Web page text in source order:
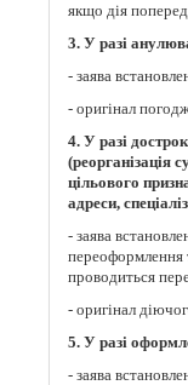
якщо дія
3. У разі
- заява
- оригінал
4. У разі
(реорганізація
цільового
адреси,
- заява
переоформлення
проводиться
- оригінал
5. У разі
- заява